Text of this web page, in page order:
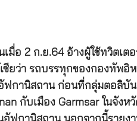
เมื่อ 2 ก.ย.64 อ้างผู้ใช้ทวิตเ
ซียว่า รถบรรทุกของกองทัพอิ
กานิสถาน ก่อนที่กลุ่มตอลิบัน
กับเมือง Garmsar ในจั